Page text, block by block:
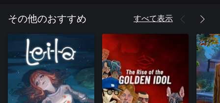
その他のおすすめ すべて表示